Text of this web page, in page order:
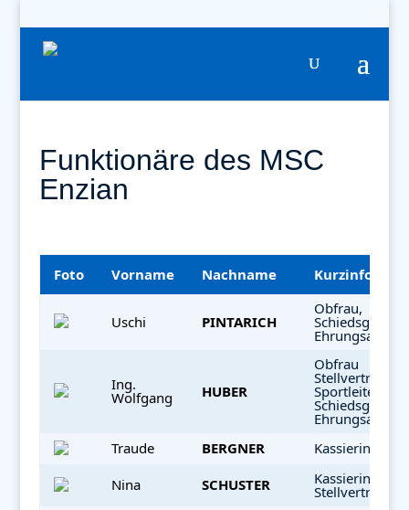
Funktionäre des MSC
Enzian
Foto Vorname Nachname Kurzinfo
Uschi PINTARICH
Obfrau,
Schiedsgericht,
Ing.
Wolfgang HUBER
Obfrau
Stellvertreter,
Sportleiter,
Schiedsgericht,
Traude
BERGNER
Kassierin
Nina
SCHUSTER Kassierin
Stellvertreterin